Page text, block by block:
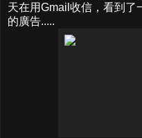
天在用Gmail收信，看到了
的廣告.....